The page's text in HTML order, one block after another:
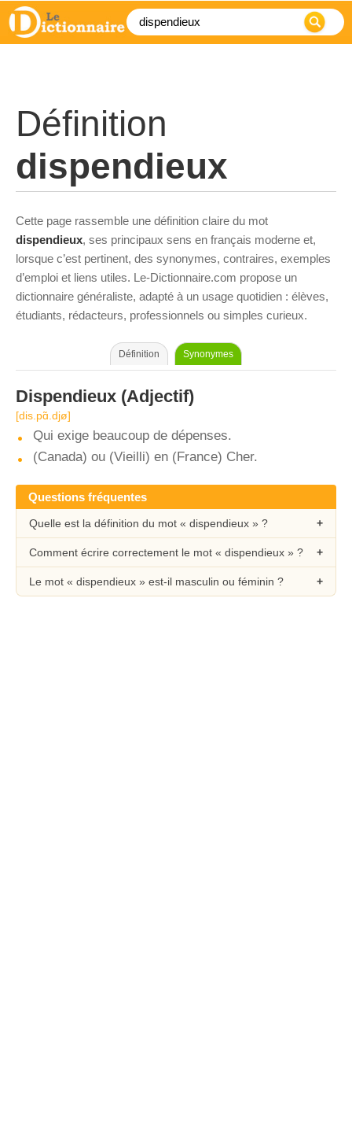
Définition
dispendieux
Cette page rassemble une définition claire du mot
dispendieux, ses principaux sens en français moderne et,
lorsque c’est pertinent, des synonymes, contraires, exemples
d’emploi et liens utiles. Le-Dictionnaire.com propose un
dictionnaire généraliste, adapté à un usage quotidien : élèves,
étudiants, rédacteurs, professionnels ou simples curieux.
Définition Synonymes
Dispendieux (Adjectif)
[dis.pɑ̃.djø]
Qui exige beaucoup de dépenses.
(Canada) ou (Vieilli) en (France) Cher.
Questions fréquentes
Quelle est la définition du mot « dispendieux » ?
Comment écrire correctement le mot « dispendieux » ?
Le mot « dispendieux » est-il masculin ou féminin ?